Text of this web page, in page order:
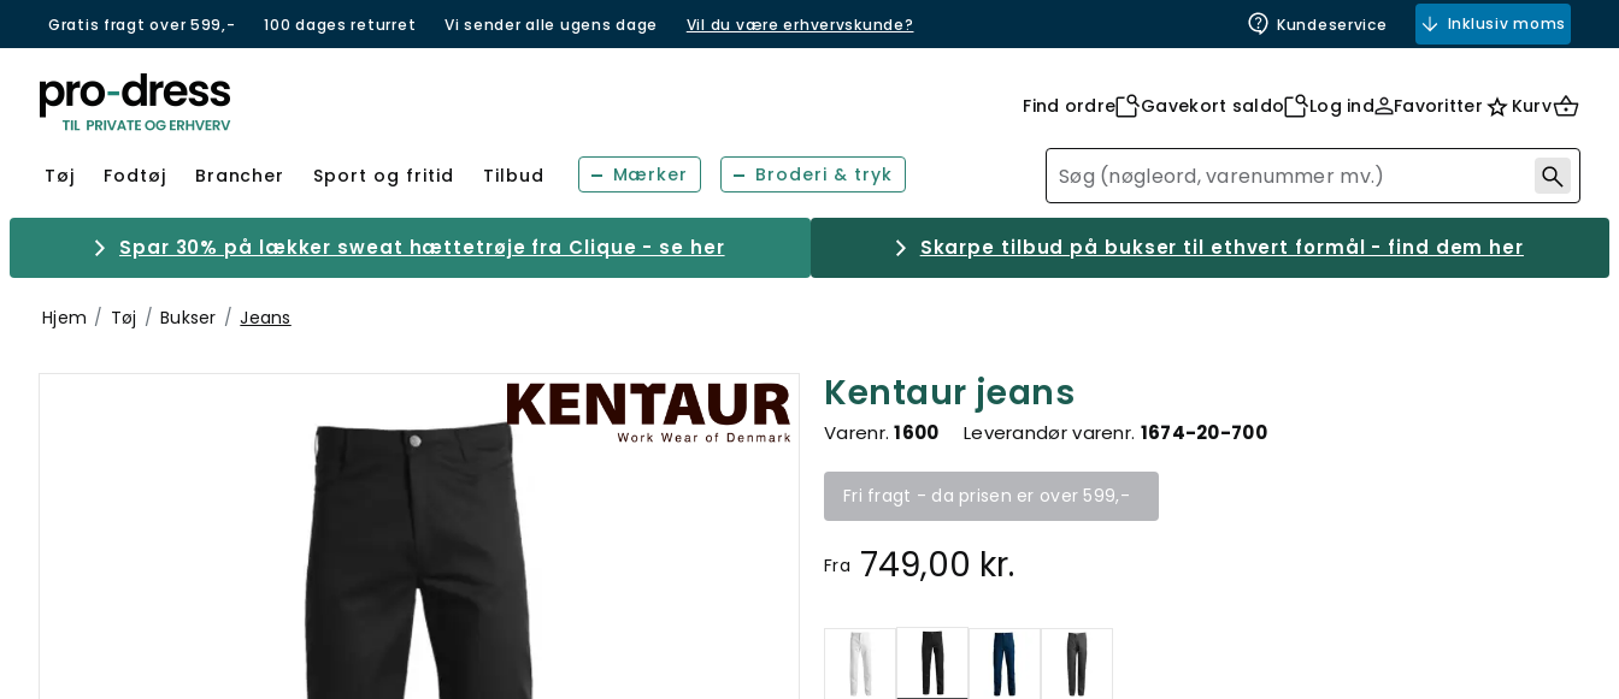
Gratis fragt over 599,- 100 dages returret Vi sender alle ugens dage Vil du være erhvervskunde? Kundeservice Inklusiv moms
Find ordre Gavekort saldo Log ind Favoritter Kurv
Tøj Fodtøj Brancher Sport og fritid Tilbud Mærker Broderi & tryk
Spar 30% på lækker sweat hættetrøje fra Clique - se her Skarpe tilbud på bukser til ethvert formål - find dem her
Hjem Tøj Bukser Jeans
Kentaur jeans
Varenr.1600 Leverandør varenr. 1674-20-700
Fri fragt - da prisen er over 599,-
Fra 749,00 kr.